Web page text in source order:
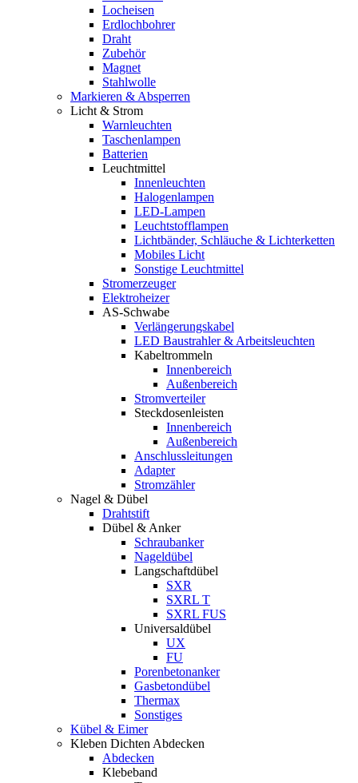
Locheisen
Erdlochbohrer
Draht
Zubehör
Magnet
Stahlwolle
Markieren & Absperren
Licht & Strom
Warnleuchten
Taschenlampen
Batterien
Leuchtmittel
Innenleuchten
Halogenlampen
LED-Lampen
Leuchtstofflampen
Lichtbänder, Schläuche & Lichterketten
Mobiles Licht
Sonstige Leuchtmittel
Stromerzeuger
Elektroheizer
AS-Schwabe
Verlängerungskabel
LED Baustrahler & Arbeitsleuchten
Kabeltrommeln
Innenbereich
Außenbereich
Stromverteiler
Steckdosenleisten
Innenbereich
Außenbereich
Anschlussleitungen
Adapter
Stromzähler
Nagel & Dübel
Drahtstift
Dübel & Anker
Schraubanker
Nageldübel
Langschaftdübel
SXR
SXRL T
SXRL FUS
Universaldübel
UX
FU
Porenbetonanker
Gasbetondübel
Thermax
Sonstiges
Kübel & Eimer
Kleben Dichten Abdecken
Abdecken
Klebeband